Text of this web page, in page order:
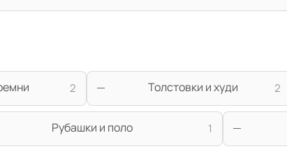
2 Толстовки и худи 2
Рубашки и поло 1